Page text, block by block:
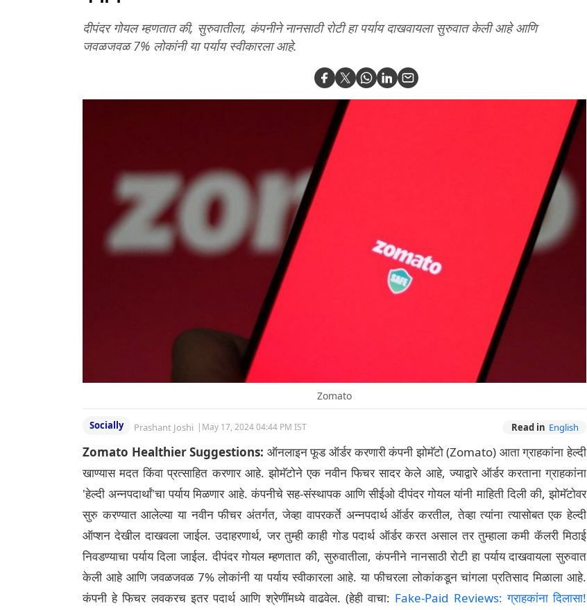
दीपंदर गोयल म्हणतात की, सुरुवातीला, कंपनीने नानसाठी रोटी हा पर्याय दाखवायला सुरुवात केली आहे आणि
जवळजवळ 7% लोकांनी या पर्याय स्वीकारला आहे.
Zomato
Socially Prashant Joshi | May 17, 2024 04:44 PM IST Read in English
Zomato Healthier Suggestions: ऑनलाइन फूड ऑर्डर करणारी कंपनी झोमॅटो (Zomato) आता ग्राहकांना हेल्दी
खाण्यास मदत किंवा प्रत्साहित करणार आहे. झोमॅटोने एक नवीन फिचर सादर केले आहे, ज्याद्वारे ऑर्डर करताना ग्राहकांना
'हेल्दी अन्नपदार्थां'चा पर्याय मिळणार आहे. कंपनीचे सह-संस्थापक आणि सीईओ दीपंदर गोयल यांनी माहिती दिली की, झोमॅटोवर
सुरु करण्यात आलेल्या या नवीन फीचर अंतर्गत, जेव्हा वापरकर्ते अन्नपदार्थ ऑर्डर करतील, तेव्हा त्यांना त्यासोबत एक हेल्दी
ऑप्शन देखील दाखवला जाईल. उदाहरणार्थ, जर तुम्ही काही गोड पदार्थ ऑर्डर करत असाल तर तुम्हाला कमी कॅलरी मिठाई
निवडण्याचा पर्याय दिला जाईल. दीपंदर गोयल म्हणतात की, सुरुवातीला, कंपनीने नानसाठी रोटी हा पर्याय दाखवायला सुरुवात
केली आहे आणि जवळजवळ 7% लोकांनी या पर्याय स्वीकारला आहे. या फीचरला लोकांकडून चांगला प्रतिसाद मिळाला आहे.
कंपनी हे फिचर लवकरच इतर पदार्थ आणि श्रेणींमध्ये वाढवेल. (हेही वाचा: Fake-Paid Reviews: ग्राहकांना दिलासा!